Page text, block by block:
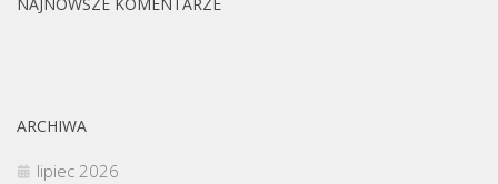
ARCHIWA
lipiec 2026